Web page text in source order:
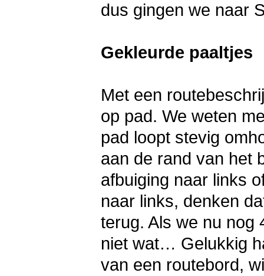
dus gingen we naar
Gekleurde paaltjes
Met een
op pad. We weten
pad loopt stevig
aan de rand van het
afbuiging naar links
naar links, denken
terug. Als we nu nog
niet wat… Gelukkig
van een routebord,